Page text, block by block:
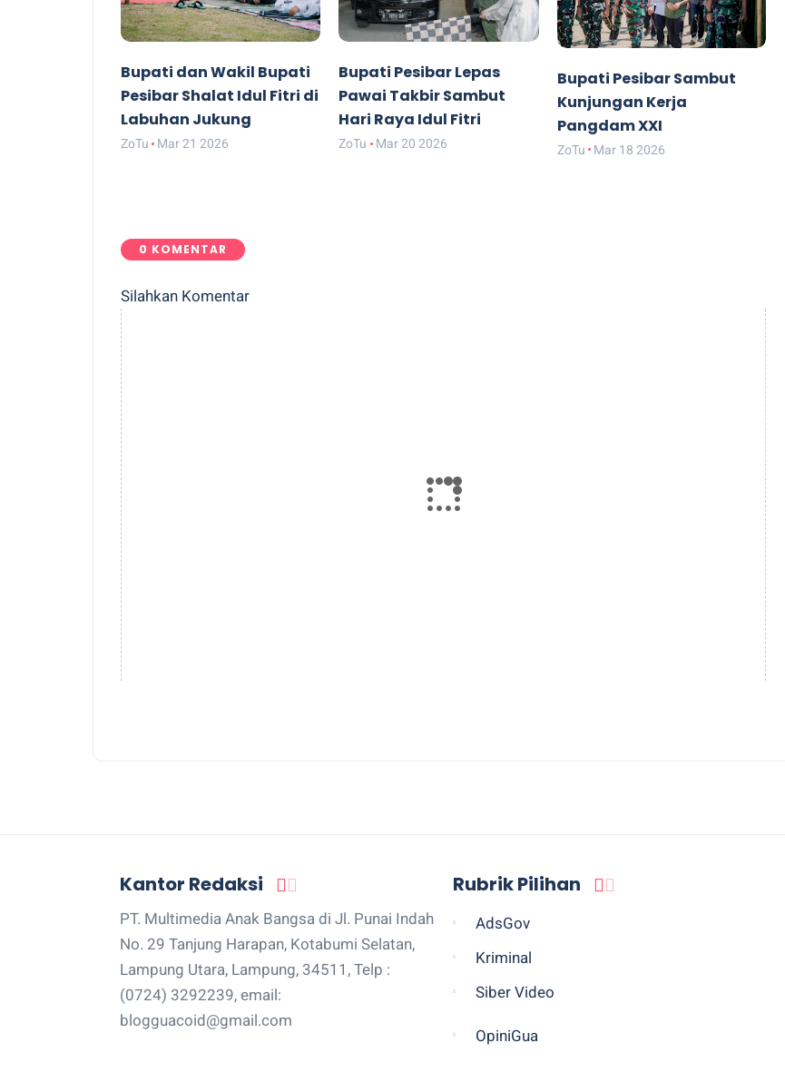
Bupati dan Wakil Bupati
Pesibar Shalat Idul Fitri di
Labuhan Jukung
ZoTu Mar 21 2026
Bupati Pesibar Lepas
Pawai Takbir Sambut
Hari Raya Idul Fitri
ZoTu Mar 20 2026
Bupati Pesibar Sambut
Kunjungan Kerja
Pangdam XXI
ZoTu Mar 18 2026
0 KOMENTAR
Silahkan Komentar
Kantor Redaksi
PT. Multimedia Anak Bangsa di Jl. Punai Indah
No. 29 Tanjung Harapan, Kotabumi Selatan,
Lampung Utara, Lampung, 34511, Telp :
(0724) 3292239, email:
blogguacoid@gmail.com
Rubrik Pilihan
AdsGov
Kriminal
Siber Video
OpiniGua